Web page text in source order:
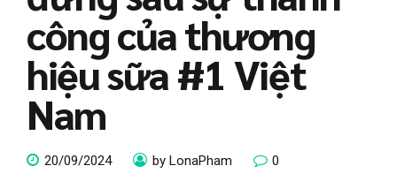
công của thương
hiệu sữa #1 Việt
Nam
20/09/2024 by LonaPham 0